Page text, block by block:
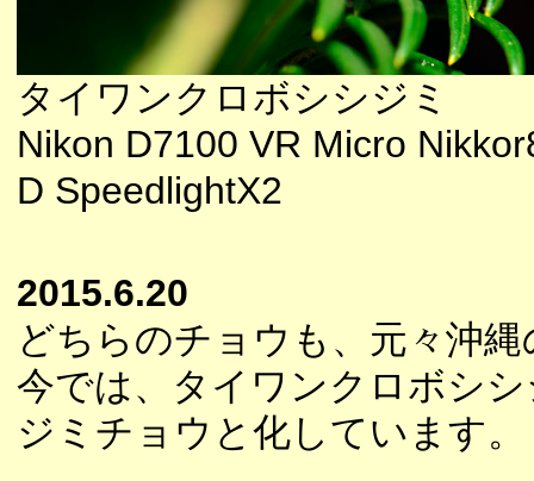
タイワンクロボシシジミ
Nikon D7100 VR Micro
D SpeedlightX2
2015.6.20
どちらのチョウも、元々沖
今では、タイワンクロボシ
ジミチョウと化しています。